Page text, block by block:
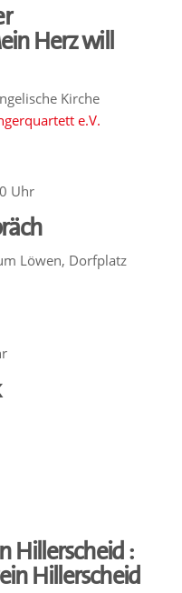
Herz will
Kirche
e.V.
Uhr
Löwen, Dorfplatz
Hillerscheid :
Hillerscheid